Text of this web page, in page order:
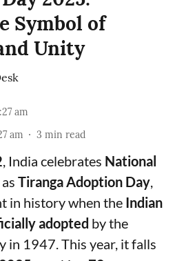
Symbol of
Unity
am
am 3 min read
, India celebrates National
Tiranga Adoption Day
in history when the Indian
adopted by the
in 1947. This year, it falls